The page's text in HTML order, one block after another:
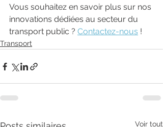
Vous souhaitez en savoir plus sur nos
innovations dédiées au secteur du
transport public ? Contactez-nous !
Transport
Voir tout